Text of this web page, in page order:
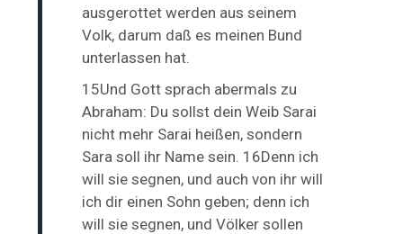
ausgerottet werden aus seinem
Volk, darum daß es meinen Bund
unterlassen hat.
15Und Gott sprach abermals zu
Abraham: Du sollst dein Weib Sarai
nicht mehr Sarai heißen, sondern
Sara soll ihr Name sein. 16Denn ich
will sie segnen, und auch von ihr will
ich dir einen Sohn geben; denn ich
will sie segnen, und Völker sollen